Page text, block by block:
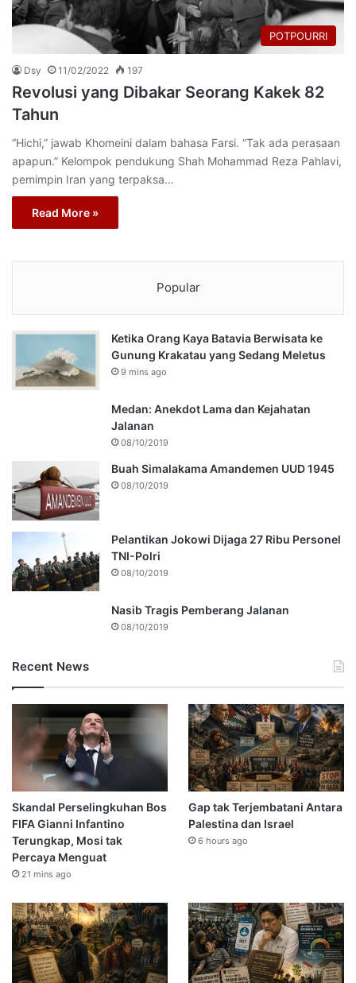
POTPOURRI
Dsy 11/02/2022 197
Revolusi yang Dibakar Seorang Kakek 82
Tahun
“Hichi,” jawab Khomeini dalam bahasa Farsi. “Tak ada perasaan
apapun.” Kelompok pendukung Shah Mohammad Reza Pahlavi,
pemimpin Iran yang terpaksa…
Read More »
Popular
Ketika Orang Kaya Batavia Berwisata ke
Gunung Krakatau yang Sedang Meletus
9 mins ago
Medan: Anekdot Lama dan Kejahatan
Jalanan
08/10/2019
Buah Simalakama Amandemen UUD 1945
08/10/2019
Pelantikan Jokowi Dijaga 27 Ribu Personel
TNI-Polri
08/10/2019
Nasib Tragis Pemberang Jalanan
08/10/2019
Recent News
Skandal Perselingkuhan Bos
FIFA Gianni Infantino
Terungkap, Mosi tak
Percaya Menguat
21 mins ago
Gap tak Terjembatani Antara
Palestina dan Israel
6 hours ago